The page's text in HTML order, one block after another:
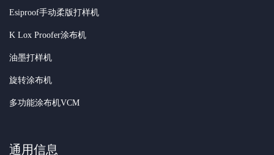
Esiproof手动柔版打样机
K Lox Proofer涂布机
油墨打样机
旋转涂布机
多功能涂布机VCM
通用信息